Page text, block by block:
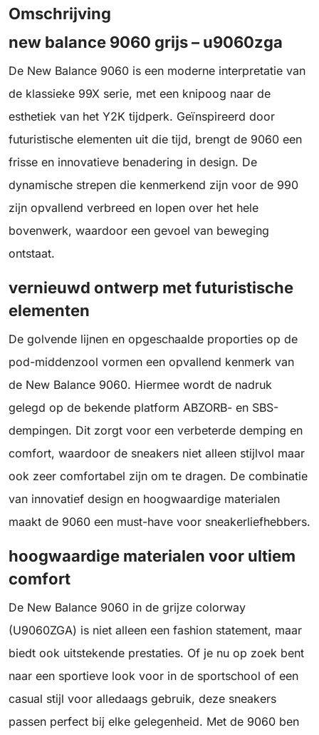
Omschrijving
new balance 9060 grijs – u9060zga
De New Balance 9060 is een moderne interpretatie van
de klassieke 99X serie, met een knipoog naar de
esthetiek van het Y2K tijdperk. Geïnspireerd door
futuristische elementen uit die tijd, brengt de 9060 een
frisse en innovatieve benadering in design. De
dynamische strepen die kenmerkend zijn voor de 990
zijn opvallend verbreed en lopen over het hele
bovenwerk, waardoor een gevoel van beweging
ontstaat.
vernieuwd ontwerp met futuristische
elementen
De golvende lijnen en opgeschaalde proporties op de
pod-middenzool vormen een opvallend kenmerk van
de New Balance 9060. Hiermee wordt de nadruk
gelegd op de bekende platform ABZORB- en SBS-
dempingen. Dit zorgt voor een verbeterde demping en
comfort, waardoor de sneakers niet alleen stijlvol maar
ook zeer comfortabel zijn om te dragen. De combinatie
van innovatief design en hoogwaardige materialen
maakt de 9060 een must-have voor sneakerliefhebbers.
hoogwaardige materialen voor ultiem
comfort
De New Balance 9060 in de grijze colorway
(U9060ZGA) is niet alleen een fashion statement, maar
biedt ook uitstekende prestaties. Of je nu op zoek bent
naar een sportieve look voor in de sportschool of een
casual stijl voor alledaags gebruik, deze sneakers
passen perfect bij elke gelegenheid. Met de 9060 ben